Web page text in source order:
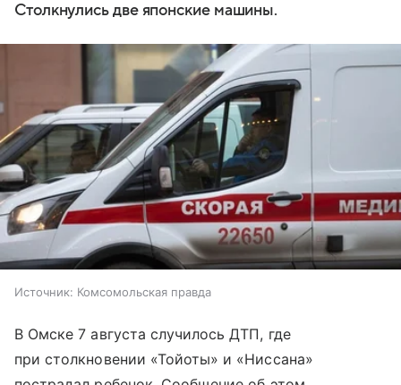
Столкнулись две японские машины.
Источник: Комсомольская правда
В Омске 7 августа случилось ДТП, где
при столкновении «Тойоты» и «Ниссана»